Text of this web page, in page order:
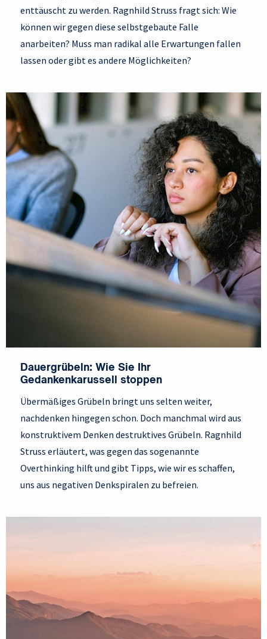
enttäuscht zu werden. Ragnhild Struss fragt sich: Wie
können wir gegen diese selbstgebaute Falle
anarbeiten? Muss man radikal alle Erwartungen fallen
lassen oder gibt es andere Möglichkeiten?
Dauergrübeln: Wie Sie Ihr
Gedankenkarussell stoppen
Übermäßiges Grübeln bringt uns selten weiter,
nachdenken hingegen schon. Doch manchmal wird aus
konstruktivem Denken destruktives Grübeln. Ragnhild
Struss erläutert, was gegen das sogenannte
Overthinking hilft und gibt Tipps, wie wir es schaffen,
uns aus negativen Denkspiralen zu befreien.